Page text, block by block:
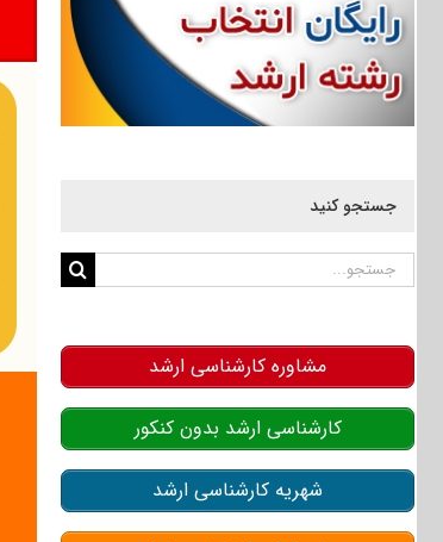
جستجو کنید
جستجو
مشاوره کارشناسی ارشد
کارشناسی ارشد بدون کنکور
شهریه کارشناسی ارشد